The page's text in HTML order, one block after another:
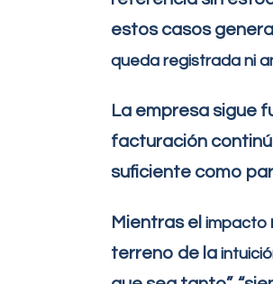
estos casos genera
queda registrada ni
La empresa sigue
facturación
suficiente como
Mientras el impacto
terreno de la